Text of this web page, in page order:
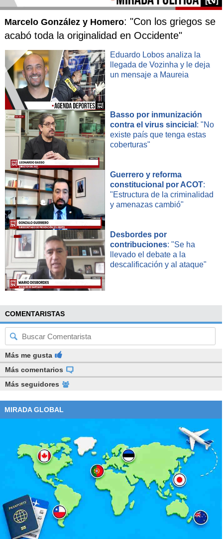
Marcelo González y Homero: "Con los griegos se
acabó toda la originalidad en Occidente"
Eduardo Lobos analiza la
llegada de Vozinha y le deja
un mensaje a Maureia
Basso por inmunización
contra el virus sincicial : "No
existe país que tenga estas
coberturas"
Guerrero y reforma
constitucional por ACOT:
"Estructura de la criminalidad
y amenazas cambió"
Desbordes por
contribuciones: "Se ha
llevado el debate a la
descalificación y al ataque"
COMENTARISTAS
Más me gusta
Más comentarios
Más seguidores
MIRADA GLOBAL